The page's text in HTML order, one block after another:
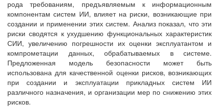
рода требованиям, предъявляемым к информационным
компонентам систем ИИ, влияет на риски, возникающие при
создании и применении этих систем. Анализ показал, что эти
риски сводятся к ухудшению функциональных характеристик
СИИ, увеличению погрешности их оценки эксплуатантом и
компрометации данных, обрабатываемых в системе.
Предложенная модель безопасности может быть
использована для качественной оценки рисков, возникающих
при создании и эксплуатации прикладных систем ИИ
различного назначения, и организации мер по снижению этих
рисков.